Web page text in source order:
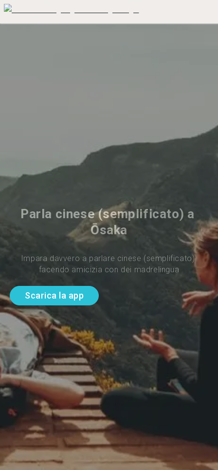
Parla cinese (semplificato) a
Ōsaka
Impara davvero a parlare cinese (semplificato)
facendo amicizia con dei madrelingua
Scarica la app